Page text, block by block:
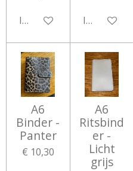
In winkelwagen
In
A6
Binder -
Panter
€ 10,30
A6
Ritsbind
er -
Licht
grijs